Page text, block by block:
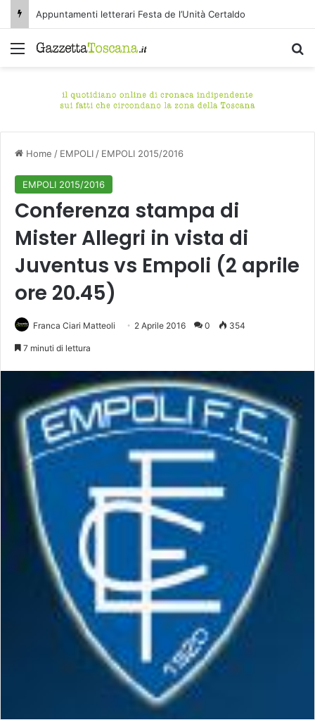
Appuntamenti letterari Festa de l’Unità Certaldo
Menu
Home / EMPOLI / EMPOLI 2015/2016
EMPOLI 2015/2016
Conferenza stampa di
Mister Allegri in vista di
Juventus vs Empoli (2 aprile
ore 20.45)
Franca Ciari Matteoli 2 Aprile 2016 0 354
7 minuti di lettura